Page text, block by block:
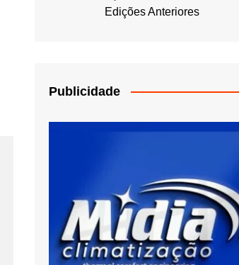
Edições Anteriores
Publicidade